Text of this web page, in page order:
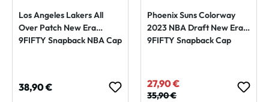
Los Angeles Lakers All
Over Patch New Era
9FIFTY Snapback NBA Cap
Regulärer Preis:
38,90 €
Phoenix Suns Colorway
2023 NBA Draft New Era
9FIFTY Snapback Cap
Verkaufspreis:
27,90 €
Regulärer Preis:
35,90 €